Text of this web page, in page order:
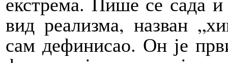
вид реализма, назван
сам дефинисао. Он је